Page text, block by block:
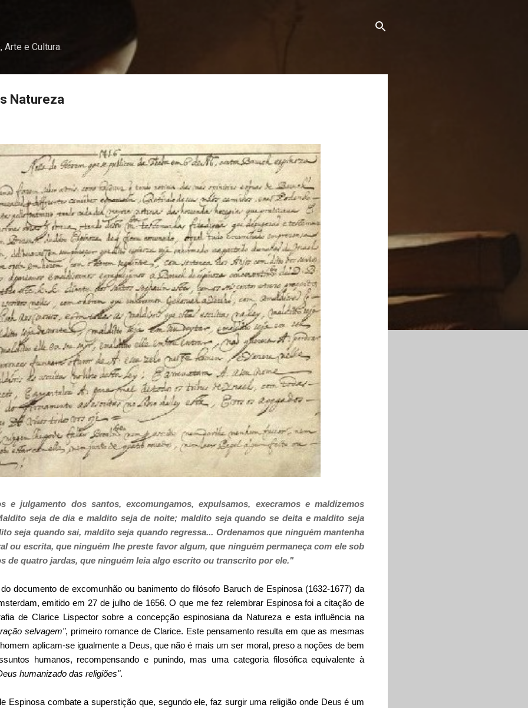
Arte e Cultura.
Natureza
e julgamento dos santos, excomungamos, expulsamos, execramos e maldizemos
seja de dia e maldito seja de noite; maldito seja quando se deita e maldito seja
seja quando sai, maldito seja quando regressa... Ordenamos que ninguém mantenha
ou escrita, que ninguém lhe preste favor algum, que ninguém permaneça com ele sob
de quatro jardas, que ninguém leia algo escrito ou transcrito por ele."
documento de excomunhão ou banimento do filósofo Baruch de Espinosa (1632-1677) da
emitido em 27 de julho de 1656. O que me fez relembrar Espinosa foi a citação de
de Clarice Lispector sobre a concepção espinosiana da Natureza e esta influência na
selvagem", primeiro romance de Clarice. Este pensamento resulta em que as mesmas
aplicam-se igualmente a Deus, que não é mais um ser moral, preso a noções de bem
humanos, recompensando e punindo, mas uma categoria filosófica equivalente à
humanizado das religiões".
Espinosa combate a superstição que, segundo ele, faz surgir uma religião onde Deus é um